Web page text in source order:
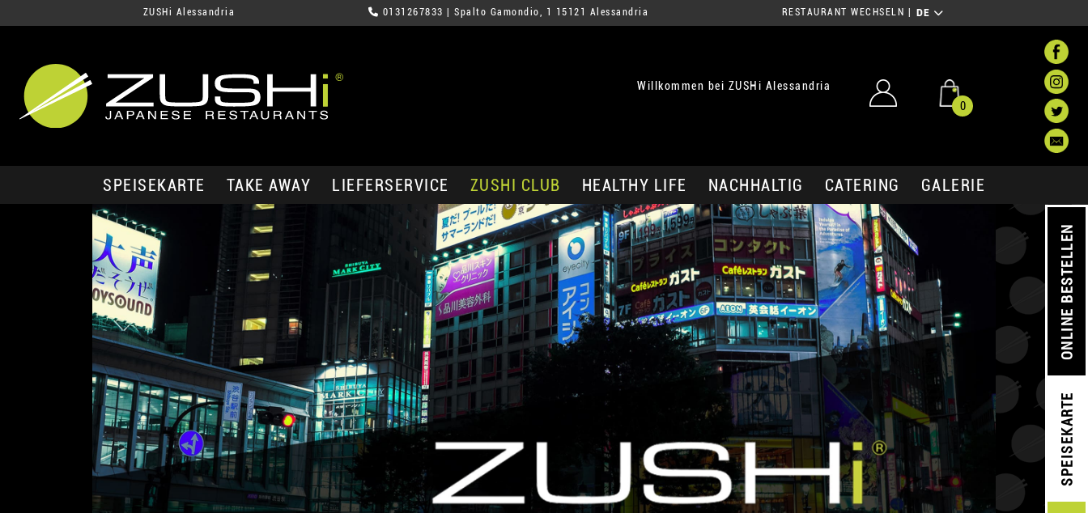
ZUSHi Alessandria 0131267833 | Spalto Gamondio, 1 15121 Alessandria RESTAURANT WECHSELN DE
Willkommen bei ZUSHi Alessandria
0
SPEISEKARTE TAKE AWAY LIEFERSERVICE ZUSHI CLUB HEALTHY LIFE NACHHALTIG CATERING GALERIE
SPEISEKARTE
ONLINE BESTELLEN